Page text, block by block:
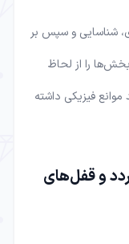
شناسایی و سپس بر
را از لحاظ
فیزیکی داشته
و قفل‌های